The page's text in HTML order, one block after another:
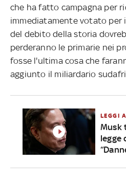
che ha fatto campagna per
immediatamente votato per
del debito della storia
perderanno le primarie nei
fosse l'ultima cosa che
aggiunto il miliardario
LEGGI
Musk
legge